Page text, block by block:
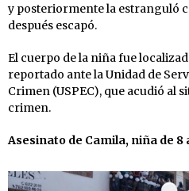
y posteriormente la estranguló
después escapó.
El cuerpo de la niña fue
reportado ante la Unidad de
Crimen (USPEC), que acudió al
crimen.
Asesinato de Camila, niña de